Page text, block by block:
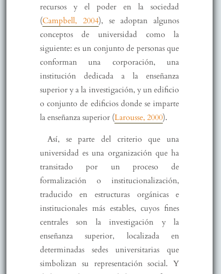
recursos y el poder en la sociedad
(Campbell, 2004), se adoptan algunos
conceptos de universidad como la
siguiente: es un conjunto de personas que
conforman una corporación, una
institución dedicada a la enseñanza
superior y a la investigación, y un edificio
o conjunto de edificios donde se imparte
la enseñanza superior (Larousse, 2000).
Así, se parte del criterio que una
universidad es una organización que ha
transitado por un proceso de
formalización o institucionalización,
traducido en estructuras orgánicas e
institucionales más estables, cuyos fines
centrales son la investigación y la
enseñanza superior, localizada en
determinadas sedes universitarias que
simbolizan su representación social. Y